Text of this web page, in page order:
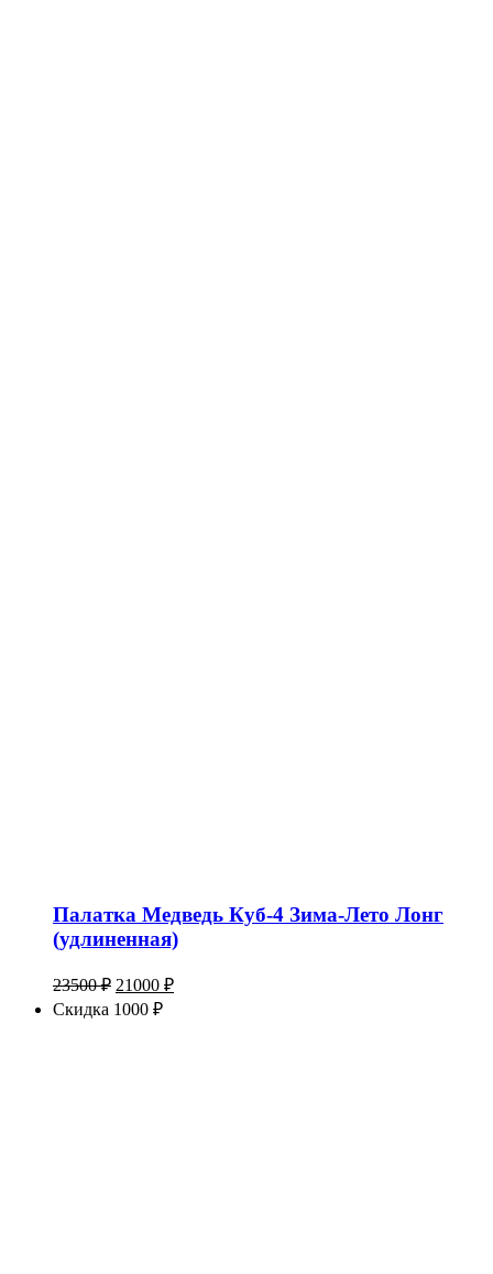
Палатка Медведь Куб-4 Зима-Лето Лонг
(удлиненная)
23500₽ Первоначальная
цена
составляла
21000 ₽Текущая
Скидка 1000 ₽